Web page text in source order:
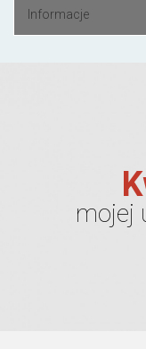
Informacje
mojej